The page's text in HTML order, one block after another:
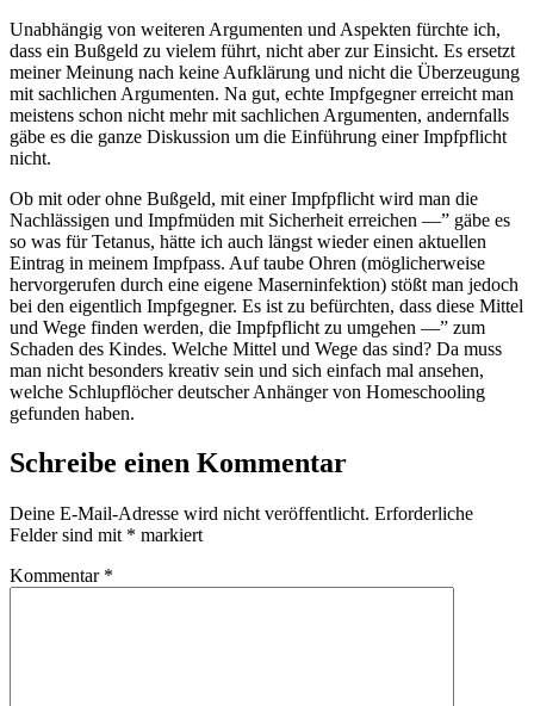
Unabhängig von weiteren Argumenten und Aspekten fürchte ich,
dass ein Bußgeld zu vielem führt, nicht aber zur Einsicht. Es ersetzt
meiner Meinung nach keine Aufklärung und nicht die Überzeugung
mit sachlichen Argumenten. Na gut, echte Impfgegner erreicht man
meistens schon nicht mehr mit sachlichen Argumenten, andernfalls
gäbe es die ganze Diskussion um die Einführung einer Impfpflicht
nicht.
Ob mit oder ohne Bußgeld, mit einer Impfpflicht wird man die
Nachlässigen und Impfmüden mit Sicherheit erreichen —” gäbe es
so was für Tetanus, hätte ich auch längst wieder einen aktuellen
Eintrag in meinem Impfpass. Auf taube Ohren (möglicherweise
hervorgerufen durch eine eigene Maserninfektion) stößt man jedoch
bei den eigentlich Impfgegner. Es ist zu befürchten, dass diese Mittel
und Wege finden werden, die Impfpflicht zu umgehen —” zum
Schaden des Kindes. Welche Mittel und Wege das sind? Da muss
man nicht besonders kreativ sein und sich einfach mal ansehen,
welche Schlupflöcher deutscher Anhänger von Homeschooling
gefunden haben.
Schreibe einen Kommentar
Deine E-Mail-Adresse wird nicht veröffentlicht. Erforderliche
Felder sind mit * markiert
Kommentar *